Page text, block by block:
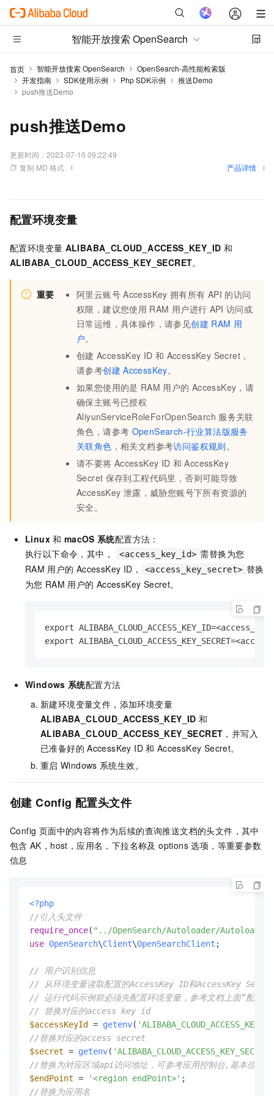
智能开放搜索 OpenSearch
首页 智能开放搜索 OpenSearch
OpenSearch-高性能检索版
开发指南
SDK使用示例 Php SDK示例
推送Demo
push推送Demo
push推送Demo
更新时间： 2023-07-10 09:22:49
复制 MD 格式
产品详情
配置环境变量
配置环境变量 ALIBABA_CLOUD_ACCESS_KEY_ID 和
ALIBABA_CLOUD_ACCESS_KEY_SECRET。
重要 阿里云账号 AccessKey 拥有所有 API 的访问
权限，建议您使用 RAM 用户进行 API 访问或
日常运维，具体操作，请参见创建 RAM 用
户。
创建 AccessKey ID 和 AccessKey Secret，
请参考创建 AccessKey。
如果您使用的是 RAM 用户的 AccessKey，请
确保主账号已授权
AliyunServiceRoleForOpenSearch 服务关联
角色，请参考 OpenSearch-行业算法版服务
关联角色 ，相关文档参考访问鉴权规则。
请不要将 AccessKey ID 和 AccessKey
Secret 保存到工程代码里，否则可能导致
AccessKey 泄露，威胁您账号下所有资源的
安全。
Linux 和 macOS 系统配置方法：
执行以下命令，其中，
<access_key_id> 需替换为您
RAM 用户的 AccessKey ID， <access_key_secret> 替换
为您 RAM 用户的 AccessKey Secret。
export
export
Windows 系统配置方法
新建环境变量文件，添加环境变量
ALIBABA_CLOUD_ACCESS_KEY_ID 和
ALIBABA_CLOUD_ACCESS_KEY_SECRET ，并写入
已准备好的 AccessKey ID 和 AccessKey Secret。
重启 Windows 系统生效。
创建 Config 配置头文件
Config 页面中的内容将作为后续的查询推送文档的头文件，其中
包含 AK，host，应用名，下拉名称及 options 选项，等重要参数
信息
<?php
//引入头文件
require_once( "../OpenSearch/Autoloader/
use OpenSearch\Client\OpenSearchClient ;
// 用户识别信息
// 从环境变量读取配置的AccessKey ID和AccessKey
// 运行代码示例前必须先配置环境变量，参考文档上面“配置环
// 替换对应的access key id
$accessKeyId
= getenv(
//替换对应的access secret
$secret = getenv( 'ALIBABA_CLOUD_ACCESS_KEY_SECRET'
//替换为对应区域api访问地址，可参考应用控制台,基本信息
$endPoint = '<region endPoint>'
//替换为应用名